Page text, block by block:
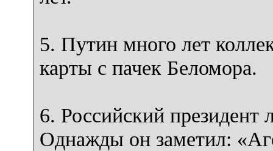
5. Путин много лет
карты с пачек Беломора.
6. Российский
Однажды он заметил: